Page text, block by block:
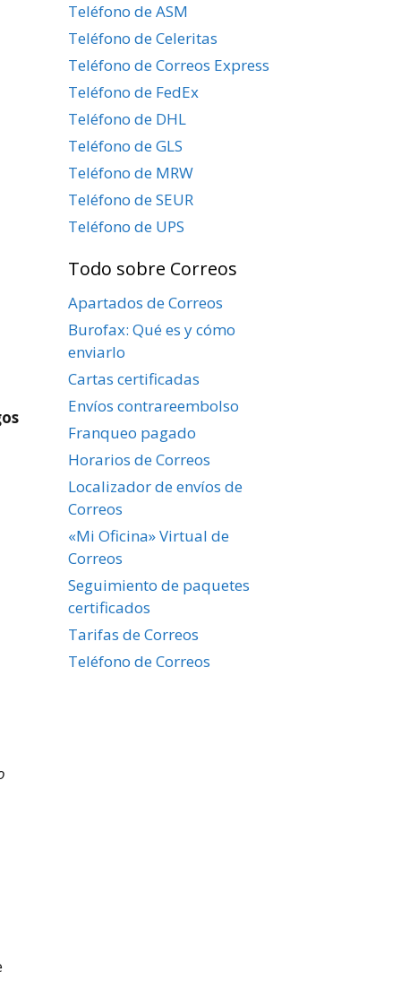
Teléfono de ASM
Teléfono de Celeritas
Teléfono de Correos Express
Teléfono de FedEx
Teléfono de DHL
Teléfono de GLS
Teléfono de MRW
Teléfono de SEUR
Teléfono de UPS
Todo sobre Correos
Apartados de Correos
Burofax: Qué es y cómo
enviarlo
Cartas certificadas
Envíos contrareembolso
Franqueo pagado
Horarios de Correos
Localizador de envíos de
Correos
«Mi Oficina» Virtual de
Correos
Seguimiento de paquetes
certificados
Tarifas de Correos
Teléfono de Correos